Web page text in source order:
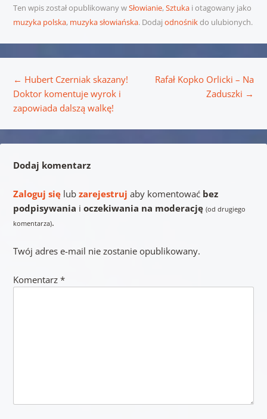
Ten wpis został opublikowany wSłowianie,Sztukai otagowany jako
muzyka polska, muzyka słowiańska. Dodaj odnośnikdo ulubionych.
← Hubert Czerniak skazany!
Doktor komentuje wyrok i
zapowiada dalszą walkę!
Rafał Kopko Orlicki – Na
Zaduszki →
Dodaj komentarz
Zaloguj sięlub zarejestruj aby komentować bez
podpisywania i oczekiwania na moderację (od drugiego
komentarza).
Twój adres e-mail nie zostanie opublikowany.
Komentarz *